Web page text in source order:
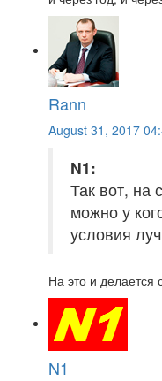
Rann
August 31, 2017
N1:
Так вот, на
можно у
условия
На это и делается
N1